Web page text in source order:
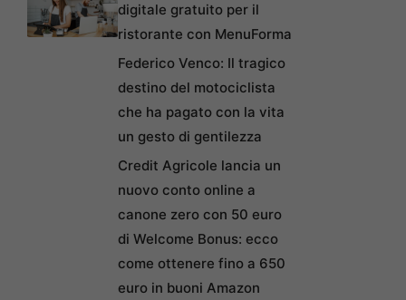
digitale gratuito per il
ristorante con MenuForma
Federico Venco: Il tragico
destino del motociclista
che ha pagato con la vita
un gesto di gentilezza
Credit Agricole lancia un
nuovo conto online a
canone zero con 50 euro
di Welcome Bonus: ecco
come ottenere fino a 650
euro in buoni Amazon